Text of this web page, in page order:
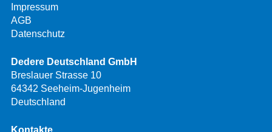
Impressum
AGB
Datenschutz
Dedere Deutschland GmbH
Breslauer Strasse 10
64342 Seeheim-Jugenheim
Deutschland